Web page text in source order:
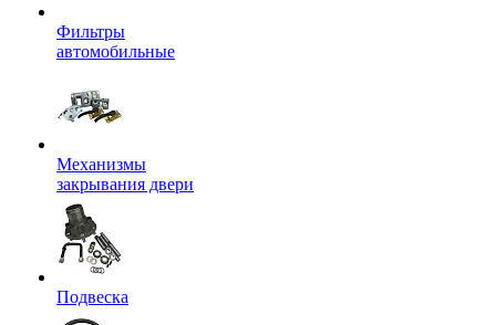
Фильтры
автомобильные
Механизмы
закрывания двери
Подвеска